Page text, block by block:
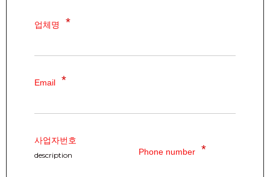
업체명
Email
사업자번호
description Phone number